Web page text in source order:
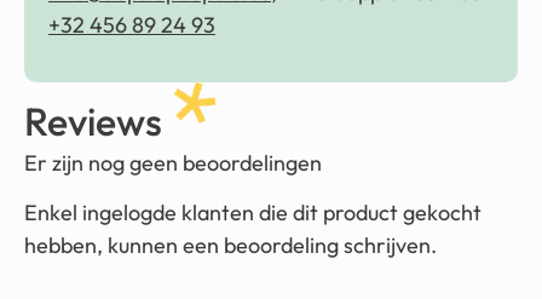
+32 456 89 24 93
Reviews
Er zijn nog geen beoordelingen
Enkel ingelogde klanten die dit product gekocht
hebben, kunnen een beoordeling schrijven.